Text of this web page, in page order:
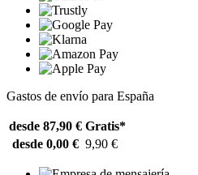
Gastos de envío para España
desde 87,90 € Gratis*
desde 0,00 € 9,90 €